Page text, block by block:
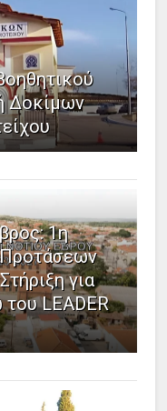
Δοκίμων
1η
για
LEADER